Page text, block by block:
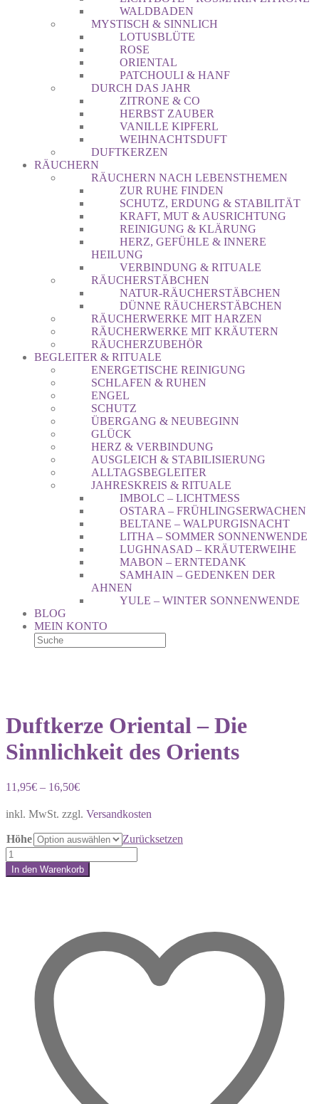
WALDBADEN
MYSTISCH & SINNLICH
LOTUSBLÜTE
ROSE
ORIENTAL
PATCHOULI & HANF
DURCH DAS JAHR
ZITRONE & CO
HERBST ZAUBER
VANILLE KIPFERL
WEIHNACHTSDUFT
DUFTKERZEN
RÄUCHERN
RÄUCHERN NACH LEBENSTHEMEN
ZUR RUHE FINDEN
SCHUTZ, ERDUNG & STABILITÄT
KRAFT, MUT & AUSRICHTUNG
REINIGUNG & KLÄRUNG
HERZ, GEFÜHLE & INNERE
HEILUNG
VERBINDUNG & RITUALE
RÄUCHERSTÄBCHEN
NATUR-RÄUCHERSTÄBCHEN
DÜNNE RÄUCHERSTÄBCHEN
RÄUCHERWERKE MIT HARZEN
RÄUCHERWERKE MIT KRÄUTERN
RÄUCHERZUBEHÖR
BEGLEITER & RITUALE
ENERGETISCHE REINIGUNG
SCHLAFEN & RUHEN
ENGEL
SCHUTZ
ÜBERGANG & NEUBEGINN
GLÜCK
HERZ & VERBINDUNG
AUSGLEICH & STABILISIERUNG
ALLTAGSBEGLEITER
JAHRESKREIS & RITUALE
IMBOLC – LICHTMESS
OSTARA – FRÜHLINGSERWACHEN
BELTANE – WALPURGISNACHT
LITHA – SOMMER SONNENWENDE
LUGHNASAD – KRÄUTERWEIHE
MABON – ERNTEDANK
SAMHAIN – GEDENKEN DER
AHNEN
YULE – WINTER SONNENWENDE
BLOG
MEIN KONTO
Duftkerze Oriental – Die
Sinnlichkeit des Orients
11,95€ – 16,50€
inkl. MwSt. zzgl. Versandkosten
Höhe
Zurücksetzen
Duftkerze
Oriental
–
In den Warenkorb